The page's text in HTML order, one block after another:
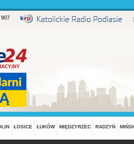
907
ŁOSICE ŁUKÓW MIĘDZYRZEC RADZYŃ